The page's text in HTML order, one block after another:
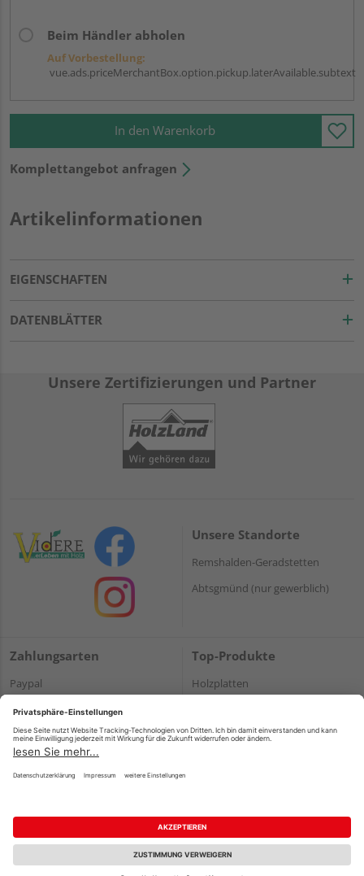
Beim Händler abholen
Auf Vorbestellung:
vue.ads.priceMerchantBox.option.pickup.laterAvailable.subtext
In den Warenkorb
Komplettangebot anfragen
Artikelinformationen
EIGENSCHAFTEN
DATENBLÄTTER
Unsere Zertifizierungen und Partner
Unsere Standorte
Remshalden-Geradstetten
Abtsgmünd (nur gewerblich)
Zahlungsarten
Paypal
Onlineüberweisung
Kreditkarte
Rechnung*
Top-Produkte
Holzplatten
Terrassendielen
Datenschutz AGB
Barrierefreiheitserklärung